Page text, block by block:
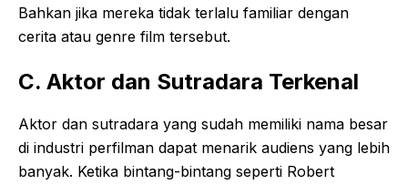
Bahkan jika mereka tidak terlalu familiar dengan
cerita atau genre film tersebut.
C. Aktor dan Sutradara Terkenal
Aktor dan sutradara yang sudah memiliki nama besar
di industri perfilman dapat menarik audiens yang lebih
banyak. Ketika bintang-bintang seperti Robert